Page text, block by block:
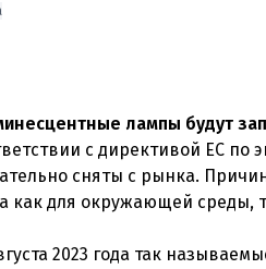
лампы будут
с директивой ЕС по
сняты с рынка.
как для окружающей среды,
2023 года так